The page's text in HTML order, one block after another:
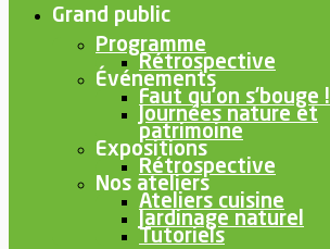
Grand public
Programme
Rétrospective
Événements
Faut qu’on s’bouge !
Journées nature et
patrimoine
Expositions
Rétrospective
Nos ateliers
Ateliers cuisine
Jardinage naturel
Tutoriels